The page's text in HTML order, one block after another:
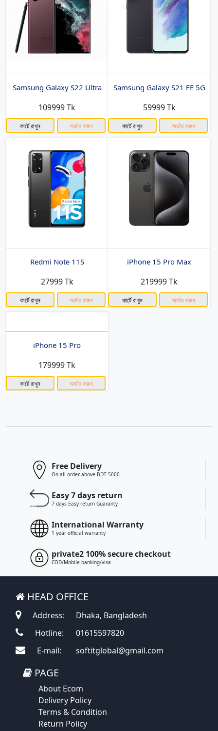
Samsung Galaxy S22 Ultra
109999 Tk
কার্টে রাখুন অর্ডার করুন
Samsung Galaxy S21 FE 5G
59999 Tk
কার্টে রাখুন অর্ডার করুন
Redmi Note 11S
27999 Tk
কার্টে রাখুন অর্ডার করুন
iPhone 15 Pro Max
219999 Tk
কার্টে রাখুন অর্ডার করুন
iPhone 15 Pro
179999 Tk
কার্টে রাখুন অর্ডার করুন
Free Delivery
On all order above BDT 5000
Easy 7 days return
7 days Easy return Guaranty
International Warranty
1 year official warranty
private2 100% secure checkout
COD/Mobile banking/visa
HEAD OFFICE
Address:
Dhaka, Bangladesh
Hotline:
01615597820
E-mail:
softitglobal@gmail.com
PAGE
About Ecom
Delivery Policy
Terms & Condition
Return Policy